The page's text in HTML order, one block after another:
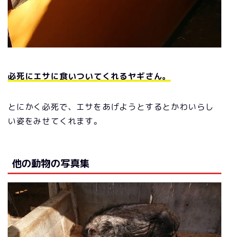
必死にエサに食いついてくれるヤギさん。
とにかく必死で、エサをあげようとするとかわいらし
い姿をみせてくれます。
他の動物の写真集